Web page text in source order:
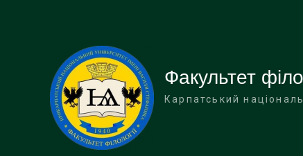
Факультет
Карпатський